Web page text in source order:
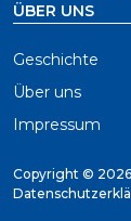
ÜBER UNS
Geschichte
Über uns
Impressum
Copyright ©